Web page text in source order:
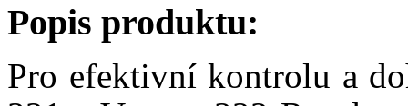
Popis produktu:
Pro efektivní kontrolu a